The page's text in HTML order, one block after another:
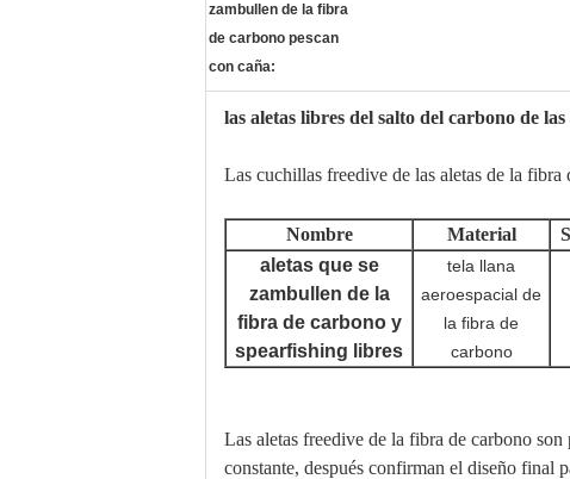
zambullen de la fibra
de carbono pescan
con caña:
las aletas libres del salto del carbono de
Las cuchillas freedive de las aletas de la fibra
Nombre Material
aletas que se
zambullen de la
fibra de carbono y
spearfishing libres
tela llana
aeroespacial de
la fibra de
carbono
Las aletas freedive de la fibra de carbono
constante, después confirman el diseño final